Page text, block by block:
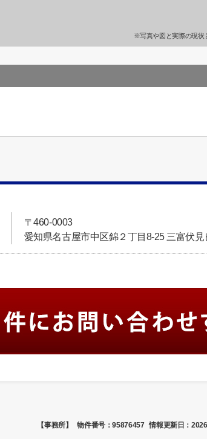
※写真や図と実際の現状
〒460-0003
愛知県名古屋市中区錦２丁目8-25 三富伏見
【事務所】 物件番号：95876457 情報更新日：